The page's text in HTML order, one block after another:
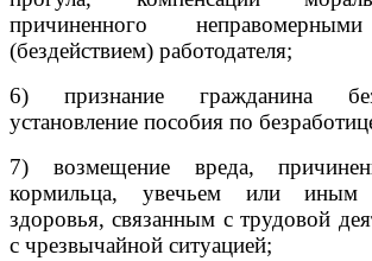
причиненного
(бездействием) работодателя;
6) признание гражданина
установление пособия по
7) возмещение вреда,
кормильца, увечьем или иным
здоровья, связанным с трудовой
с чрезвычайной ситуацией;